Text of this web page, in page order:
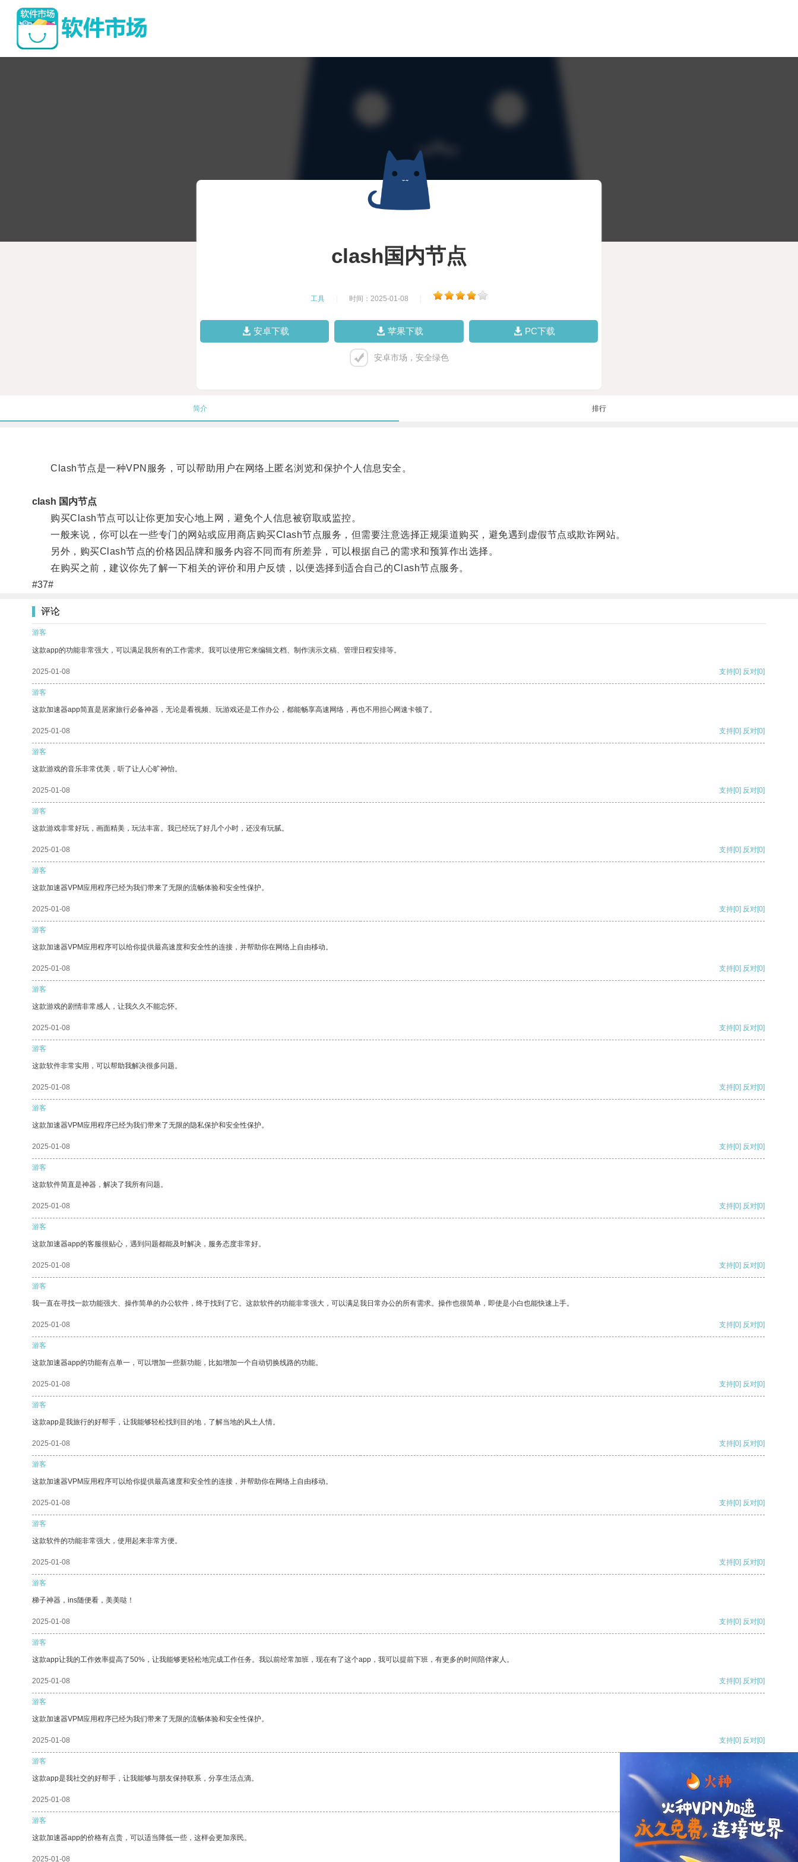
clash国内节点
工具 时间：2025-01-08
安卓下载 苹果下载 PC下载
安卓市场，安全绿色
简介 排行
Clash节点是一种VPN服务，可以帮助用户在网络上匿名浏览和保护个人信息安全。
clash 国内节点
购买Clash节点可以让你更加安心地上网，避免个人信息被窃取或监控。
一般来说，你可以在一些专门的网站或应用商店购买Clash节点服务，但需要注意选择正规渠道购买，避免遇到虚假节点或欺诈网站。
另外，购买Clash节点的价格因品牌和服务内容不同而有所差异，可以根据自己的需求和预算作出选择。
在购买之前，建议你先了解一下相关的评价和用户反馈，以便选择到适合自己的Clash节点服务。
#37#
评论
游客
这款app的功能非常强大，可以满足我所有的工作需求。我可以使用它来编辑文档、制作演示文稿、管理日程安排等。
2025-01-08 支持[0] 反对[0]
游客
这款加速器app简直是居家旅行必备神器，无论是看视频、玩游戏还是工作办公，都能畅享高速网络，再也不用担心网速卡顿了。
2025-01-08 支持[0] 反对[0]
游客
这款游戏的音乐非常优美，听了让人心旷神怡。
2025-01-08 支持[0] 反对[0]
游客
这款游戏非常好玩，画面精美，玩法丰富。我已经玩了好几个小时，还没有玩腻。
2025-01-08 支持[0] 反对[0]
游客
这款加速器VPM应用程序已经为我们带来了无限的流畅体验和安全性保护。
2025-01-08 支持[0] 反对[0]
游客
这款加速器VPM应用程序可以给你提供最高速度和安全性的连接，并帮助你在网络上自由移动。
2025-01-08 支持[0] 反对[0]
游客
这款游戏的剧情非常感人，让我久久不能忘怀。
2025-01-08 支持[0] 反对[0]
游客
这款软件非常实用，可以帮助我解决很多问题。
2025-01-08 支持[0] 反对[0]
游客
这款加速器VPM应用程序已经为我们带来了无限的隐私保护和安全性保护。
2025-01-08 支持[0] 反对[0]
游客
这款软件简直是神器，解决了我所有问题。
2025-01-08 支持[0] 反对[0]
游客
这款加速器app的客服很贴心，遇到问题都能及时解决，服务态度非常好。
2025-01-08 支持[0] 反对[0]
游客
我一直在寻找一款功能强大、操作简单的办公软件，终于找到了它。这款软件的功能非常强大，可以满足我日常办公的所有需求。操作也很简单，即使是小白也能快速上手。
2025-01-08 支持[0] 反对[0]
游客
这款加速器app的功能有点单一，可以增加一些新功能，比如增加一个自动切换线路的功能。
2025-01-08 支持[0] 反对[0]
游客
这款app是我旅行的好帮手，让我能够轻松找到目的地，了解当地的风土人情。
2025-01-08 支持[0] 反对[0]
游客
这款加速器VPM应用程序可以给你提供最高速度和安全性的连接，并帮助你在网络上自由移动。
2025-01-08 支持[0] 反对[0]
游客
这款软件的功能非常强大，使用起来非常方便。
2025-01-08 支持[0] 反对[0]
游客
梯子神器，ins随便看，美美哒！
2025-01-08 支持[0] 反对[0]
游客
这款app让我的工作效率提高了50%，让我能够更轻松地完成工作任务。我以前经常加班，现在有了这个app，我可以提前下班，有更多的时间陪伴家人。
2025-01-08 支持[0] 反对[0]
游客
这款加速器VPM应用程序已经为我们带来了无限的流畅体验和安全性保护。
2025-01-08 支持[0] 反对[0]
游客
这款app是我社交的好帮手，让我能够与朋友保持联系，分享生活点滴。
2025-01-08 支持 反对
游客
这款加速器app的价格有点贵，可以适当降低一些，这样会更加亲民。
2025-01-08 [0]